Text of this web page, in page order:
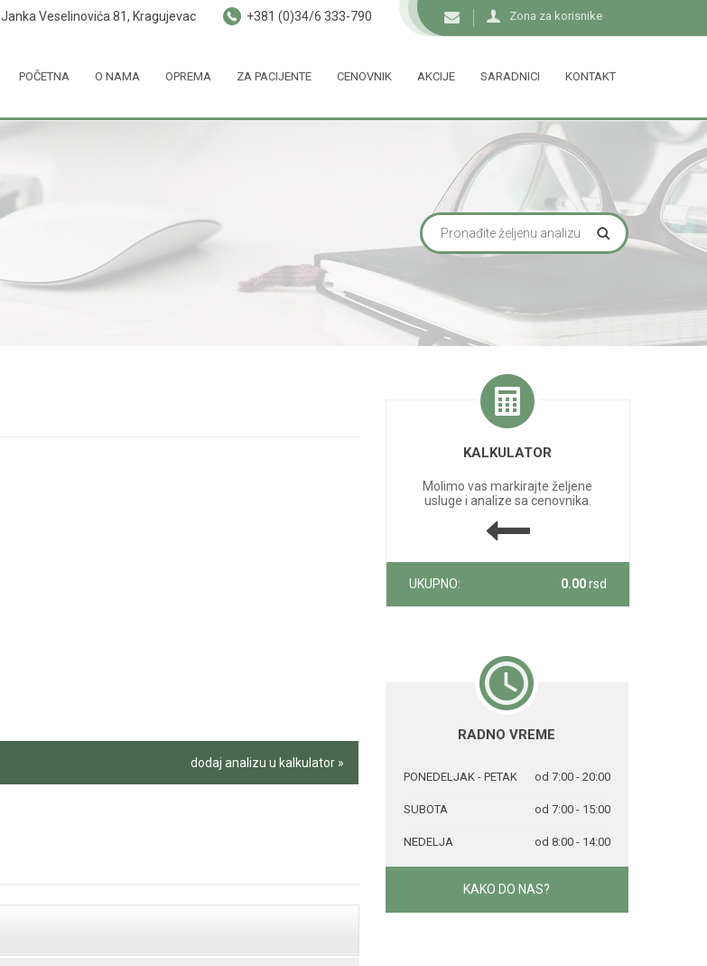
Zona za korisnike
Janka Veselinovića 81, Kragujevac +381 (0)34/6 333-790
POČETNA O NAMA OPREMA ZA PACIJENTE CENOVNIK AKCIJE SARADNICI KONTAKT
dodaj analizu u kalkulator »
KALKULATOR
Molimo vas markirajte željene
usluge i analize sa cenovnika.
UKUPNO: 0.00rsd
RADNO VREME
PONEDELJAK - PETAK od 7:00 - 20:00
SUBOTA od 7:00 - 15:00
NEDELJA od 8:00 - 14:00
KAKO DO NAS?